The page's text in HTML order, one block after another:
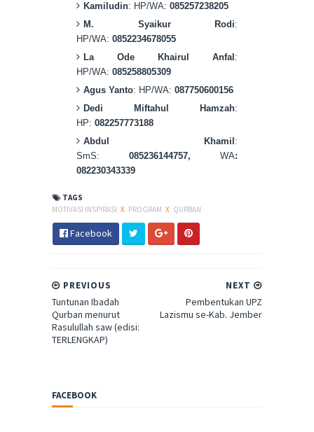
Kamiludin: HP/WA: 085257238205
M. Syaikur Rodi:
HP/WA: 0852234678055
La Ode Khairul Anfal :
HP/WA: 085258805309
Agus Yanto: HP/WA: 087750600156
Dedi Miftahul Hamzah:
HP: 082257773188
Abdul Khamil :
SmS: 085236144757, WA:
082230343339
TAGS
MOTIVASI INSPIRASI X PROGRAM X QURBAN
Facebook
NEXT
Pembentukan UPZ
Lazismu se-Kab. Jember
PREVIOUS
Tuntunan Ibadah
Qurban menurut
Rasulullah saw (edisi:
TERLENGKAP)
FACEBOOK